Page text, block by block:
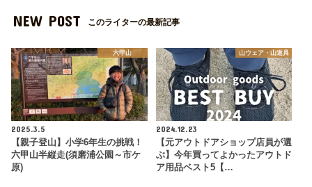
NEW POST このライターの最新記事
六甲山
2025.3.5
【親子登山】小学6年生の挑戦！
六甲山半縦走(須磨浦公園～市ケ
原)
山ウェア・山道具
2024.12.23
【元アウトドアショップ店員が選
ぶ】今年買ってよかったアウトド
ア用品ベスト5【…